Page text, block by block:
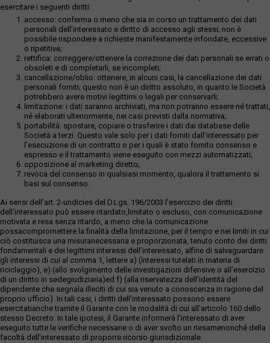
esercitare i seguenti diritti:
accesso: conferma o meno che sia in corso un trattamento dei dati
personali dell’interessato e diritto di accesso agli stessi; non è
possibile rispondere a richieste manifestamente infondate, eccessive
o ripetitive;
rettifica: correggere/ottenere la correzione dei dati personali se errati o
obsoleti e di completarli, se incompleti;
cancellazione/oblio: ottenere, in alcuni casi, la cancellazione dei dati
personali forniti; questo non è un diritto assoluto, in quanto le Società
potrebbero avere motivi legittimi o legali per conservarli;
limitazione: i dati saranno archiviati, ma non potranno essere né trattati,
né elaborati ulteriormente, nei casi previsti dalla normativa;
portabilità: spostare, copiare o trasferire i dati dai database delle
Società a terzi. Questo vale solo per i dati forniti dall’interessato per
l’esecuzione di un contratto o per i quali è stato fornito consenso e
espresso e il trattamento viene eseguito con mezzi automatizzati;
opposizione al marketing diretto;
revoca del consenso in qualsiasi momento, qualora il trattamento si
basi sul consenso.
Ai sensi dell’art. 2-undicies del D.Lgs. 196/2003 l’esercizio dei diritti
dell’interessato può essere ritardato,limitato o escluso, con comunicazione
motivata e resa senza ritardo, a meno che la comunicazione
possacompromettere la finalità della limitazione, per il tempo e nei limiti in cui
ciò costituisca una misuranecessaria e proporzionata, tenuto conto dei diritti
fondamentali e dei legittimi interessi dell’interessato, alfine di salvaguardare
gli interessi di cui al comma 1, lettere a) (interessi tutelati in materia di
riciclaggio), e) (allo svolgimento delle investigazioni difensive o all’esercizio
di un diritto in sedegiudiziaria)ed f) (alla riservatezza dell’identità del
dipendente che segnala illeciti di cui sia venuto a conoscenza in ragione del
proprio ufficio). In tali casi, i diritti dell’interessato possono essere
esercitatianche tramite il Garante con le modalità di cui all’articolo 160 dello
stesso Decreto. In tale ipotesi, il Garante informerà l’interessato di aver
eseguito tutte le verifiche necessarie o di aver svolto un riesamenonché della
facoltà dell’interessato di proporre ricorso giurisdizionale.